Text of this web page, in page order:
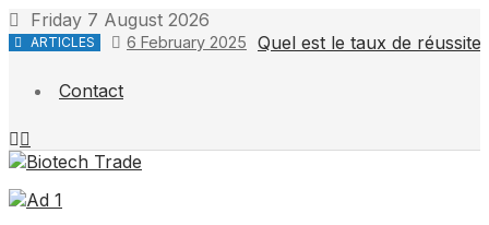
Skip
to
Friday 7 August 2026
ARTICLES 6 February 2025 Quel est le taux de
Contact